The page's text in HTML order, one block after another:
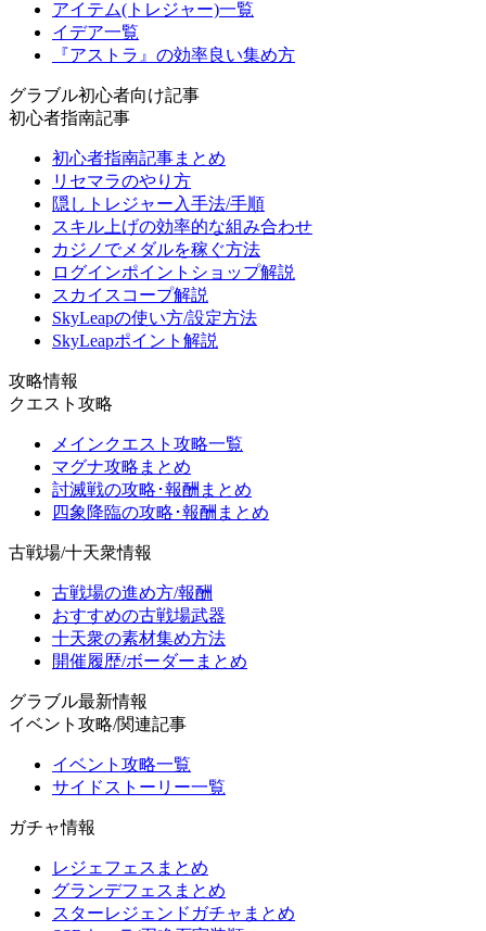
アイテム(トレジャー)一覧
イデア一覧
『アストラ』の効率良い集め方
グラブル初心者向け記事
初心者指南記事
初心者指南記事まとめ
リセマラのやり方
隠しトレジャー入手法/手順
スキル上げの効率的な組み合わせ
カジノでメダルを稼ぐ方法
ログインポイントショップ解説
スカイスコープ解説
SkyLeapの使い方/設定方法
SkyLeapポイント解説
攻略情報
クエスト攻略
メインクエスト攻略一覧
マグナ攻略まとめ
討滅戦の攻略･報酬まとめ
四象降臨の攻略･報酬まとめ
古戦場/十天衆情報
古戦場の進め方/報酬
おすすめの古戦場武器
十天衆の素材集め方法
開催履歴/ボーダーまとめ
グラブル最新情報
イベント攻略/関連記事
イベント攻略一覧
サイドストーリー一覧
ガチャ情報
レジェフェスまとめ
グランデフェスまとめ
スターレジェンドガチャまとめ